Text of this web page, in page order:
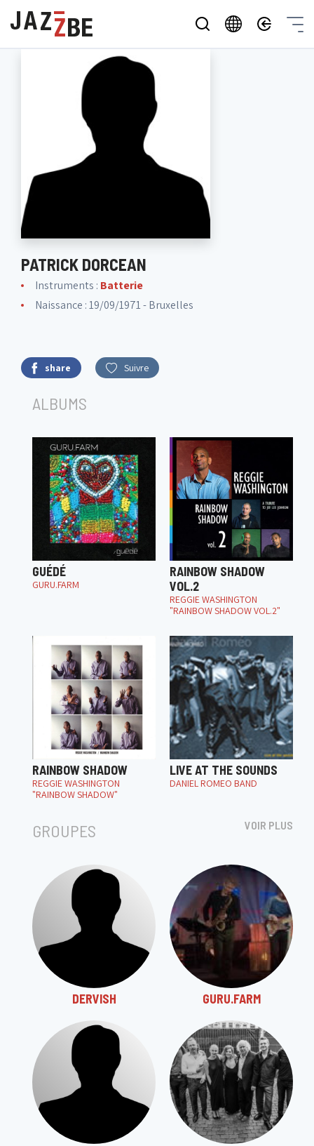
PATRICK DORCEAN
Instruments : Batterie
Naissance : 19/09/1971 - Bruxelles
share Suivre
ALBUMS
GUÉDÉ
GURU.FARM
RAINBOW SHADOW
VOL.2
REGGIE WASHINGTON
"RAINBOW SHADOW VOL.2"
RAINBOW SHADOW
REGGIE WASHINGTON
"RAINBOW SHADOW"
LIVE AT THE SOUNDS
DANIEL ROMEO BAND
GROUPES VOIR PLUS
DERVISH GURU.FARM